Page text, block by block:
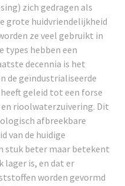
zich gedragen als
grote huidvriendelijkheid
ze veel gebruikt in
types hebben een
decennia is het
de geïndustrialiseerde
geleid tot een forse
rioolwaterzuivering. Dit
afbreekbare
van de huidige
stuk beter maar betekent
lager is, en dat er
worden gevormd